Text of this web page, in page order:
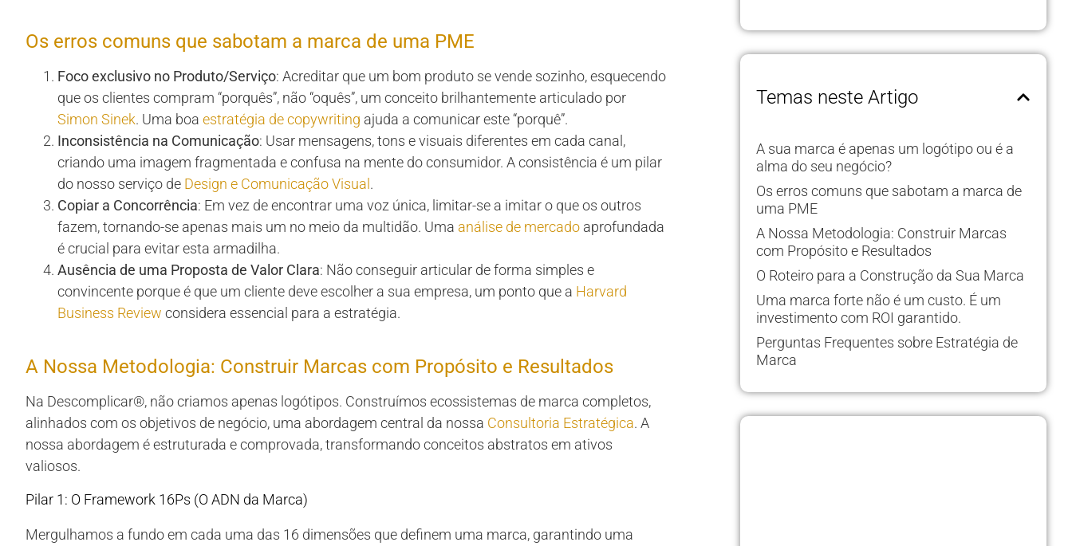
Os erros comuns que sabotam a marca de uma PME
Foco exclusivo no Produto/Serviço: Acreditar que um bom produto se vende sozinho, esquecendo
que os clientes compram “porquês”, não “oquês”, um conceito brilhantemente articulado por
Simon Sinek. Uma boa estratégia de copywriting ajuda a comunicar este “porquê”.
Inconsistência na Comunicação: Usar mensagens, tons e visuais diferentes em cada canal,
criando uma imagem fragmentada e confusa na mente do consumidor. A consistência é um pilar
do nosso serviço de Design e Comunicação Visual .
Copiar a Concorrência: Em vez de encontrar uma voz única, limitar-se a imitar o que os outros
fazem, tornando-se apenas mais um no meio da multidão. Uma análise de mercado aprofundada
é crucial para evitar esta armadilha.
Ausência de uma Proposta de Valor Clara: Não conseguir articular de forma simples e
convincente porque é que um cliente deve escolher a sua empresa, um ponto que a Harvard
Business Review considera essencial para a estratégia.
A Nossa Metodologia: Construir Marcas com Propósito e Resultados
Na Descomplicar®, não criamos apenas logótipos. Construímos ecossistemas de marca completos,
alinhados com os objetivos de negócio, uma abordagem central da nossa Consultoria Estratégica. A
nossa abordagem é estruturada e comprovada, transformando conceitos abstratos em ativos
valiosos.
Pilar 1: O Framework 16Ps (O ADN da Marca)
Mergulhamos a fundo em cada uma das 16 dimensões que definem uma marca, garantindo uma
Temas neste Artigo
A sua marca é apenas um logótipo ou é a
alma do seu negócio?
Os erros comuns que sabotam a marca de
uma PME
A Nossa Metodologia: Construir Marcas
com Propósito e Resultados
O Roteiro para a Construção da Sua Marca
Uma marca forte não é um custo. É um
investimento com ROI garantido.
Perguntas Frequentes sobre Estratégia de
Marca